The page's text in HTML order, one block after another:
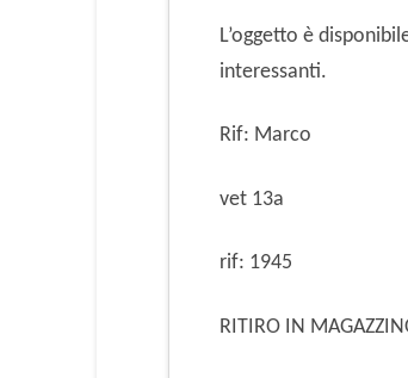
L’oggetto è
interessanti.
Rif: Marco
vet 13a
rif: 1945
RITIRO IN